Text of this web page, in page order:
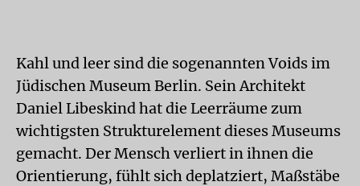
Kahl und leer sind die sogenannten Voids im
Jüdischen Museum Berlin. Sein Architekt
Daniel Libeskind hat die Leerräume zum
wichtigsten Strukturelement dieses Museums
gemacht. Der Mensch verliert in ihnen die
Orientierung, fühlt sich deplatziert, Maßstäbe